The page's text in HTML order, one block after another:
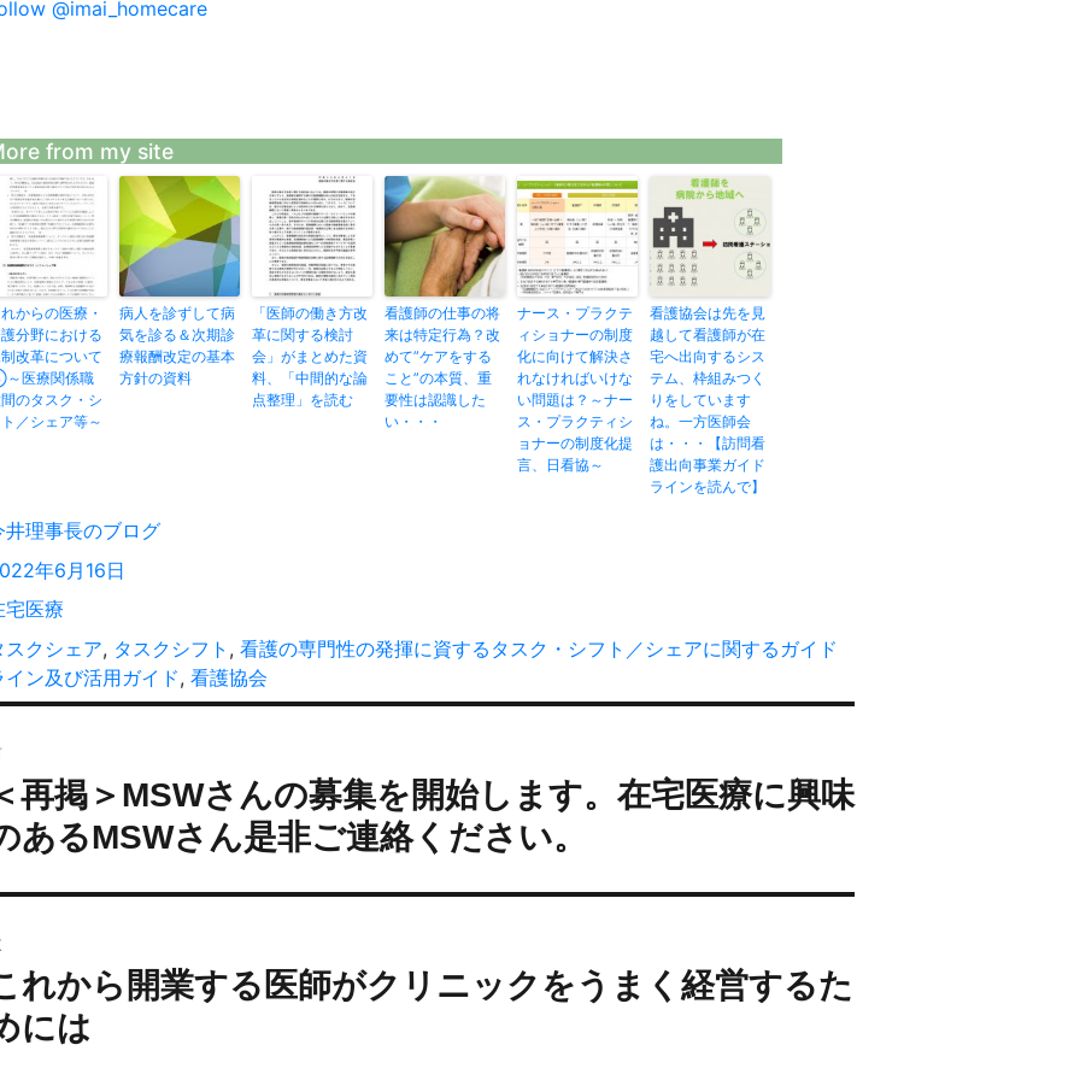
@imai_homecare
from my site
からの医療・
分野における
改革について
医療関係職
のタスク・シ
／シェア等～
病人を診ずして病
気を診る＆次期診
療報酬改定の基本
方針の資料
「医師の働き方改
革に関する検討
会」がまとめた資
料、「中間的な論
点整理」を読む
看護師の仕事の将
来は特定行為？改
めて”ケアをする
こと”の本質、重
要性は認識した
い・・・
ナース・プラクテ
ィショナーの制度
化に向けて解決さ
れなければいけな
い問題は？～ナー
ス・プラクティシ
ョナーの制度化提
言、日看協～
看護協会は先を見
越して看護師が在
宅へ出向するシス
テム、枠組みつく
りをしています
ね。一方医師会
は・・・【訪問看
護出向事業ガイド
ラインを読んで】
井理事長のブログ
年6月16日
宅医療
スクシェア, タスクシフト , 看護の専門性の発揮に資するタスク・シフト／シェアに関するガイド
イン及び活用ガイド, 看護協会
:
再掲＞MSWさんの募集を開始します。在宅医療に興味
あるMSWさん是非ご連絡ください。
れから開業する医師がクリニックをうまく経営するた
には